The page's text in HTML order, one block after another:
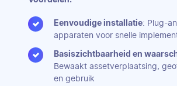
Eenvoudige installatie: Plug-
apparaten voor snelle
Basiszichtbaarheid en
Bewaakt assetverplaatsing,
en gebruik